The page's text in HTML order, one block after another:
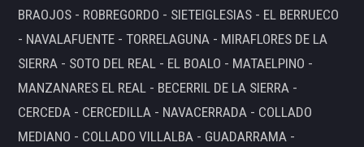
BRAOJOS - ROBREGORDO - SIETEIGLESIAS - EL BERRUECO
- NAVALAFUENTE - TORRELAGUNA - MIRAFLORES DE LA
SIERRA - SOTO DEL REAL - EL BOALO - MATAELPINO -
MANZANARES EL REAL - BECERRIL DE LA SIERRA -
CERCEDA - CERCEDILLA - NAVACERRADA - COLLADO
MEDIANO - COLLADO VILLALBA - GUADARRAMA -